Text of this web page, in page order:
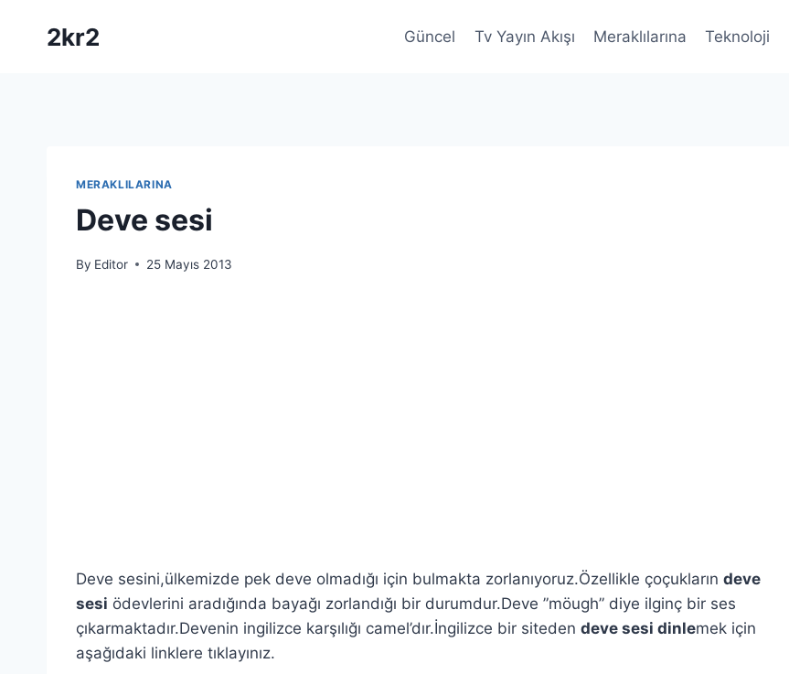
2kr2 Güncel Tv Yayın Akışı Meraklılarına Teknoloji
MERAKLILARINA
Deve sesi
By Editor 25 Mayıs 2013
Deve sesini,ülkemizde pek deve olmadığı için bulmakta zorlanıyoruz.Özellikle çoçukların deve
sesi ödevlerini aradığında bayağı zorlandığı bir durumdur.Deve ”möugh” diye ilginç bir ses
çıkarmaktadır.Devenin ingilizce karşılığı camel’dır.İngilizce bir siteden deve sesi dinlemek için
aşağıdaki linklere tıklayınız.